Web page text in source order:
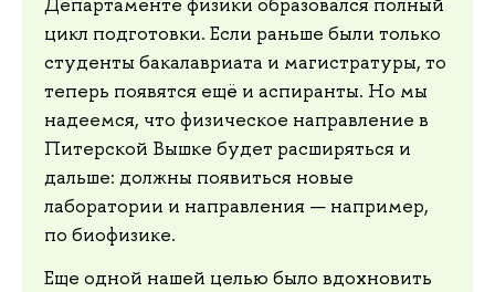
цикл подготовки. Если раньше были только
студенты бакалавриата и магистратуры, то
теперь появятся ещё и аспиранты. Но мы
надеемся, что физическое направление в
Питерской Вышке будет расширяться и
дальше: должны появиться новые
лаборатории и направления — например,
по биофизике.
Еще одной нашей целью было вдохновить